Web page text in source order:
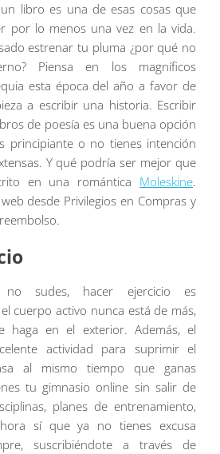
libro es una de esas cosas que
por lo menos una vez en la vida.
estrenar tu pluma ¿por qué no
Piensa en los magníficos
esta época del año a favor de
a escribir una historia. Escribir
de poesía es una buena opción
principiante o no tienes intención
Y qué podría ser mejor que
en una romántica Moleskine.
desde Privilegios en Compras y
sudes, hacer ejercicio es
cuerpo activo nunca está de más,
haga en el exterior. Además, el
actividad para suprimir el
al mismo tiempo que ganas
tu gimnasio online sin salir de
planes de entrenamiento,
sí que ya no tienes excusa
suscribiéndote a través de